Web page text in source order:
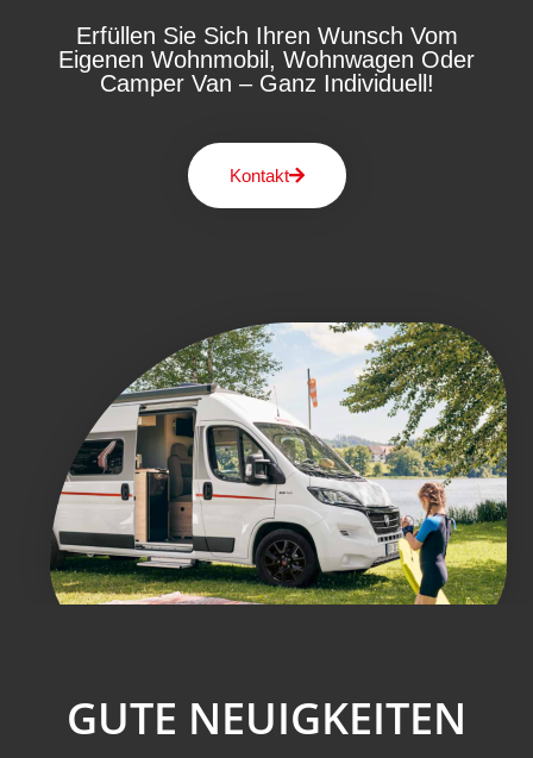
Erfüllen Sie Sich Ihren Wunsch Vom
Eigenen Wohnmobil, Wohnwagen Oder
Camper Van – Ganz Individuell!
Kontakt
GUTE NEUIGKEITEN